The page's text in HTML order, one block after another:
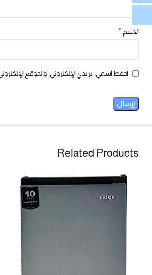
الاسم *
احفظ اسمي، بريدي الإلكتروني، والموقع
Related Products